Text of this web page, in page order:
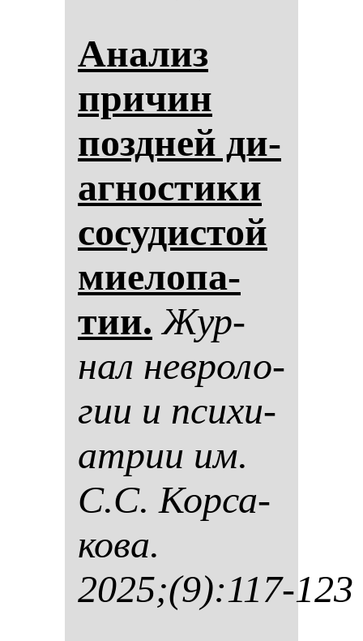
Ана­лиз
при­чин
поз­дней ди­
аг­нос­ти­ки
со­су­дис­той
ми­ело­па­
тии. Жур­
нал нев­ро­ло­
гии и пси­хи­
ат­рии им.
С.С. Кор­са­
ко­ва.
2025;(9):117-123